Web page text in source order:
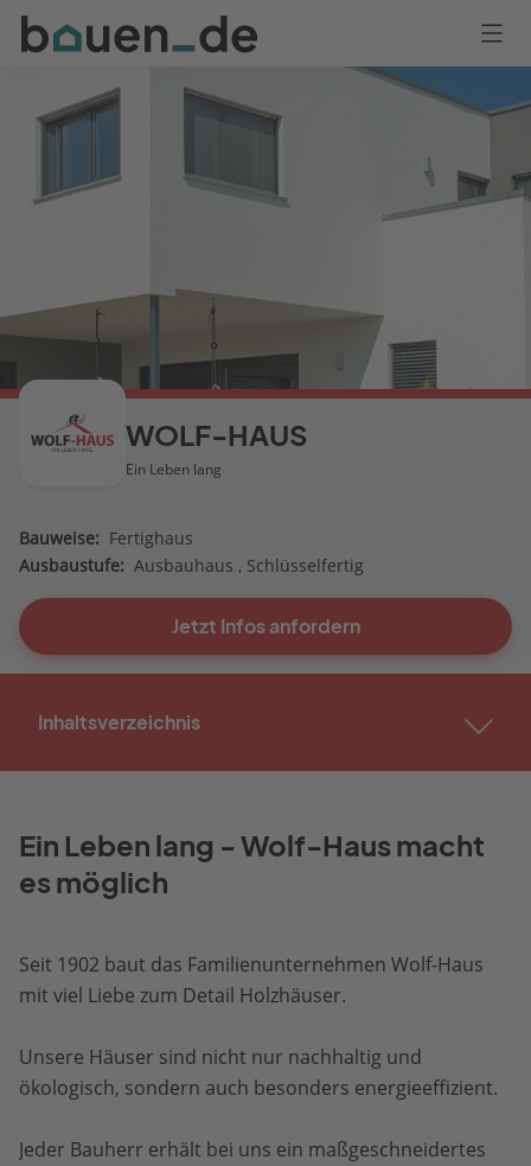
Bauen
Logo
Anmelden
WOLF-HAUS
Ein Leben lang
Bauweise: Fertighaus
Ausbaustufe: Ausbauhaus Schlüsselfertig
Jetzt Infos anfordern
Inhaltsverzeichnis
Ein Leben lang - Wolf-Haus macht
es möglich
Seit 1902 baut das Familienunternehmen Wolf-Haus
mit viel Liebe zum Detail Holzhäuser.
Unsere Häuser sind nicht nur nachhaltig und
ökologisch, sondern auch besonders energieeffizient.
Jeder Bauherr erhält bei uns ein maßgeschneidertes